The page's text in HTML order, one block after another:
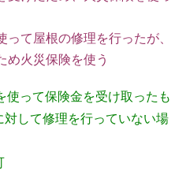
て屋根の修理を行ったが、
め火災保険を使う
使って保険金を受け取ったも
して修理を行っていない場